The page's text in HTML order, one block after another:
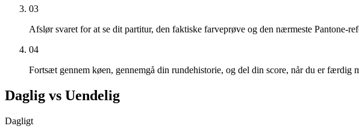
03
Afslør svaret for at se dit partitur, den faktiske farveprøve og den nærmeste Pantone-
04
Fortsæt gennem køen, gennemgå din rundehistorie, og del din score, når du er færdig
Daglig vs Uendelig
Dagligt